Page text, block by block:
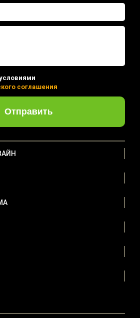
соглашения
Отправить